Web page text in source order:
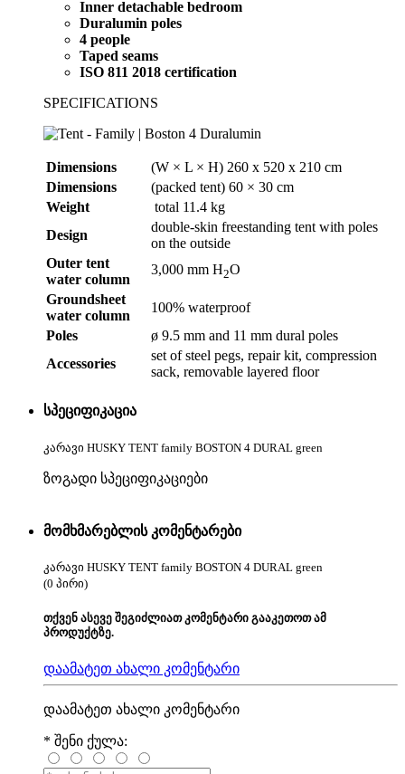
Inner detachable bedroom
Duralumin poles
4 people
Taped seams
ISO 811 2018 certification
SPECIFICATIONS
Dimensions
(W × L × H) 260 x 520 x 210 cm
Dimensions
(packed tent) 60 × 30 cm
Weight
total 11.4 kg
Design
double-skin freestanding tent with poles
on the outside
Outer tent
water column
3,000 mm H2O
Groundsheet
water column
100% waterproof
Poles
ø 9.5 mm and 11 mm dural poles
Accessories
set of steel pegs, repair kit, compression
sack, removable layered floor
სპეციფიკაცია
კარავი HUSKY TENT family BOSTON 4 DURAL green
ზოგადი სპეციფიკაციები
მომხმარებლის კომენტარები
კარავი HUSKY TENT family BOSTON 4 DURAL green
(0 პირი)
თქვენ ასევე შეგიძლიათ კომენტარი გააკეთოთ ამ
პროდუქტზე.
დაამატეთ ახალი კომენტარი
დაამატეთ ახალი კომენტარი
* შენი ქულა: